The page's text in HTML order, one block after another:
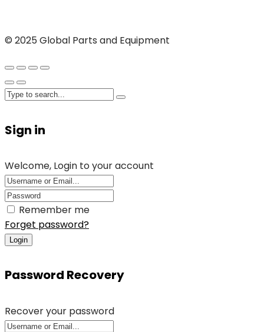
© 2025 Global Parts and Equipment
Sign in
Welcome, Login to your account
Remember me
Forget password?
Login
Password Recovery
Recover your password